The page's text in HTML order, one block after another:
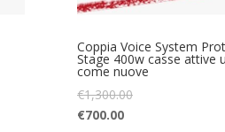
Coppia Voice System
Stage 400w casse attive
come nuove
€1,300.00
€700.00